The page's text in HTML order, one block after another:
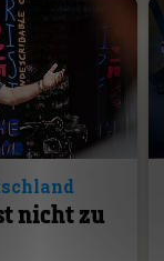
nicht zu